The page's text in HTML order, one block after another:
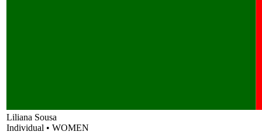
Liliana Sousa
Individual • WOMEN